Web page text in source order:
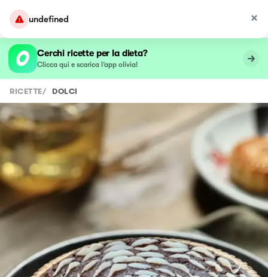
undefined
Cerchi ricette per la dieta?
Clicca qui e scarica l’app olivia!
RICETTE/ DOLCI